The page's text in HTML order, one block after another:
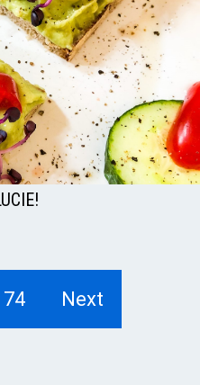
74 Next